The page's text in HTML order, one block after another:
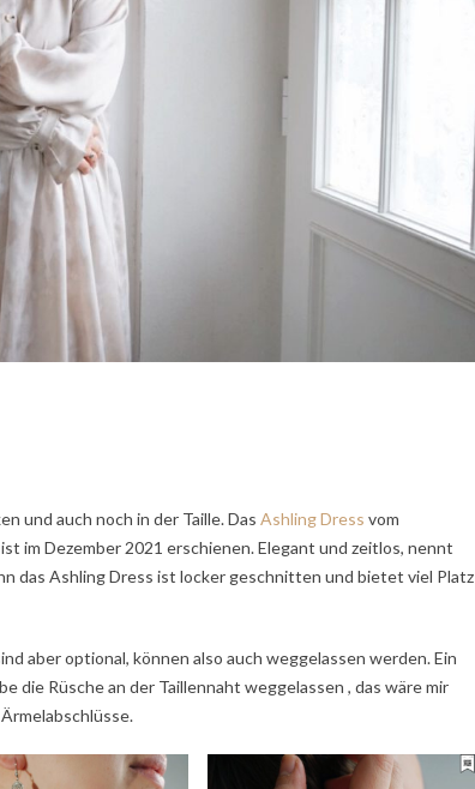
und auch noch in der Taille. Das Ashling Dress vom
ist im Dezember 2021 erschienen. Elegant und zeitlos, nennt
das Ashling Dress ist locker geschnitten und bietet viel Platz
aber optional, können also auch weggelassen werden. Ein
die Rüsche an der Taillennaht weggelassen , das wäre mir